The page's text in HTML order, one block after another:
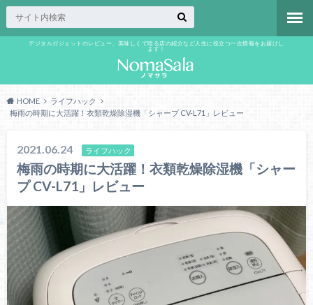
デジタルガジェットのレビュー、美味しくて唸る店の紹介など人生に役立つ一次情報をお届けし
ます！
HOME
ライフハック
梅雨の時期に大活躍！衣類乾燥除湿機「シャープ CV-L71」レビュー
2021.06.24 ライフハック
梅雨の時期に大活躍！衣類乾燥除湿機「シャー
プ CV-L71」レビュー